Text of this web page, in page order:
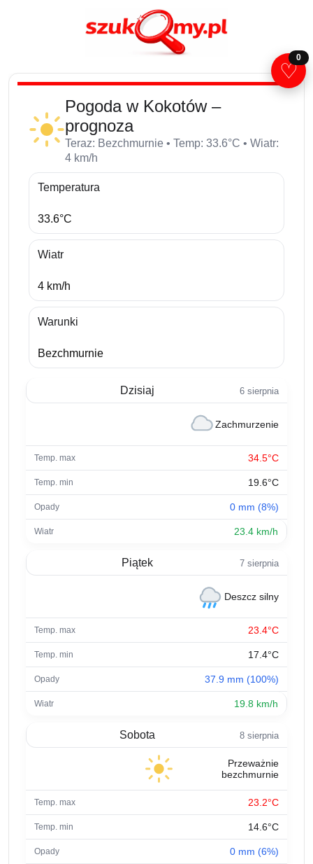
Pogoda w Kokotów –
prognoza
Teraz: Bezchmurnie • Temp: 33.6°C • Wiatr:
4 km/h
Temperatura
33.6°C
Wiatr
4 km/h
Warunki
Bezchmurnie
Dzisiaj 6 sierpnia
Zachmurzenie
34.5°C
19.6°C
0 mm (8%)
23.4 km/h
Piątek 7 sierpnia
Deszcz silny
23.4°C
17.4°C
37.9 mm (100%)
19.8 km/h
Sobota 8 sierpnia
Przeważnie
bezchmurnie
23.2°C
14.6°C
0 mm (6%)
♡
0